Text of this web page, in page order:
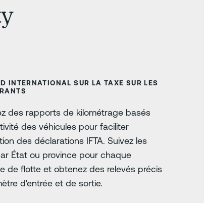
INTERNATIONAL SUR LA TAXE SUR LES
des rapports de kilométrage basés
des véhicules pour faciliter
des déclarations IFTA. Suivez les
État ou province pour chaque
de flotte et obtenez des relevés précis
d'entrée et de sortie.